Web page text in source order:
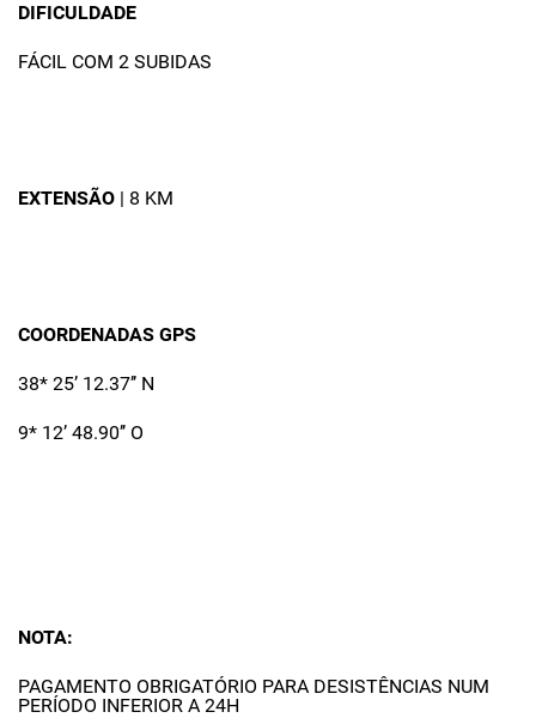
DIFICULDADE
FÁCIL COM 2 SUBIDAS
EXTENSÃO | 8 KM
COORDENADAS GPS
38* 25’ 12.37’’ N
9* 12’ 48.90’’ O
NOTA:
PAGAMENTO OBRIGATÓRIO PARA DESISTÊNCIAS NUM
PERÍODO INFERIOR A 24H